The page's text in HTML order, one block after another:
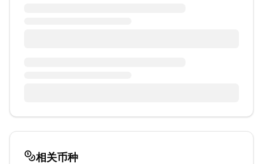
相关币种